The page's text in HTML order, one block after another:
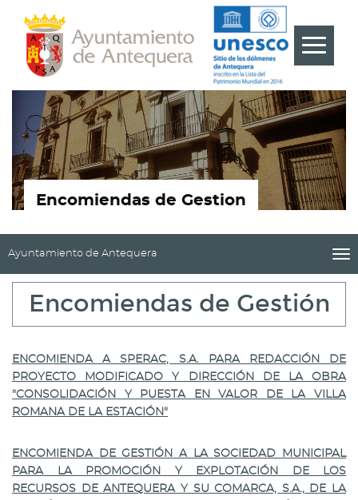
Cabecera
Pie
Menú
???
Encomiendas de Gestion
Desplegar
de
sección
Ayuntamiento de Antequera
Encomiendas de Gestión
ENCOMIENDA A SPERAC, S.A. PARA REDACCIÓN DE
PROYECTO MODIFICADO Y DIRECCIÓN DE LA OBRA
"CONSOLIDACIÓN Y PUESTA EN VALOR DE LA VILLA
ROMANA DE LA ESTACIÓN"
ENCOMIENDA DE GESTIÓN A LA SOCIEDAD MUNICIPAL
PARA LA PROMOCIÓN Y EXPLOTACIÓN DE LOS
RECURSOS DE ANTEQUERA Y SU COMARCA, S.A., DE LA